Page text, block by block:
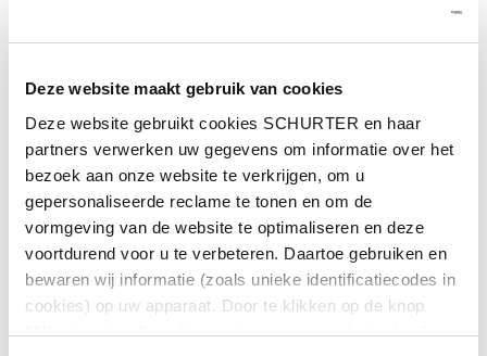
Deze website maakt gebruik van cookies
Deze website gebruikt cookies SCHURTER en haar
partners verwerken uw gegevens om informatie over het
bezoek aan onze website te verkrijgen, om u
gepersonaliseerde reclame te tonen en om de
vormgeving van de website te optimaliseren en deze
voortdurend voor u te verbeteren. Daartoe gebruiken en
bewaren wij informatie (zoals unieke identificatiecodes in
cookies) op uw apparaat. Door te klikken op de knop
"Alles toestaan" geeft u toestemming voor het gebruik
E-mail*
Bedrijfsnaam*